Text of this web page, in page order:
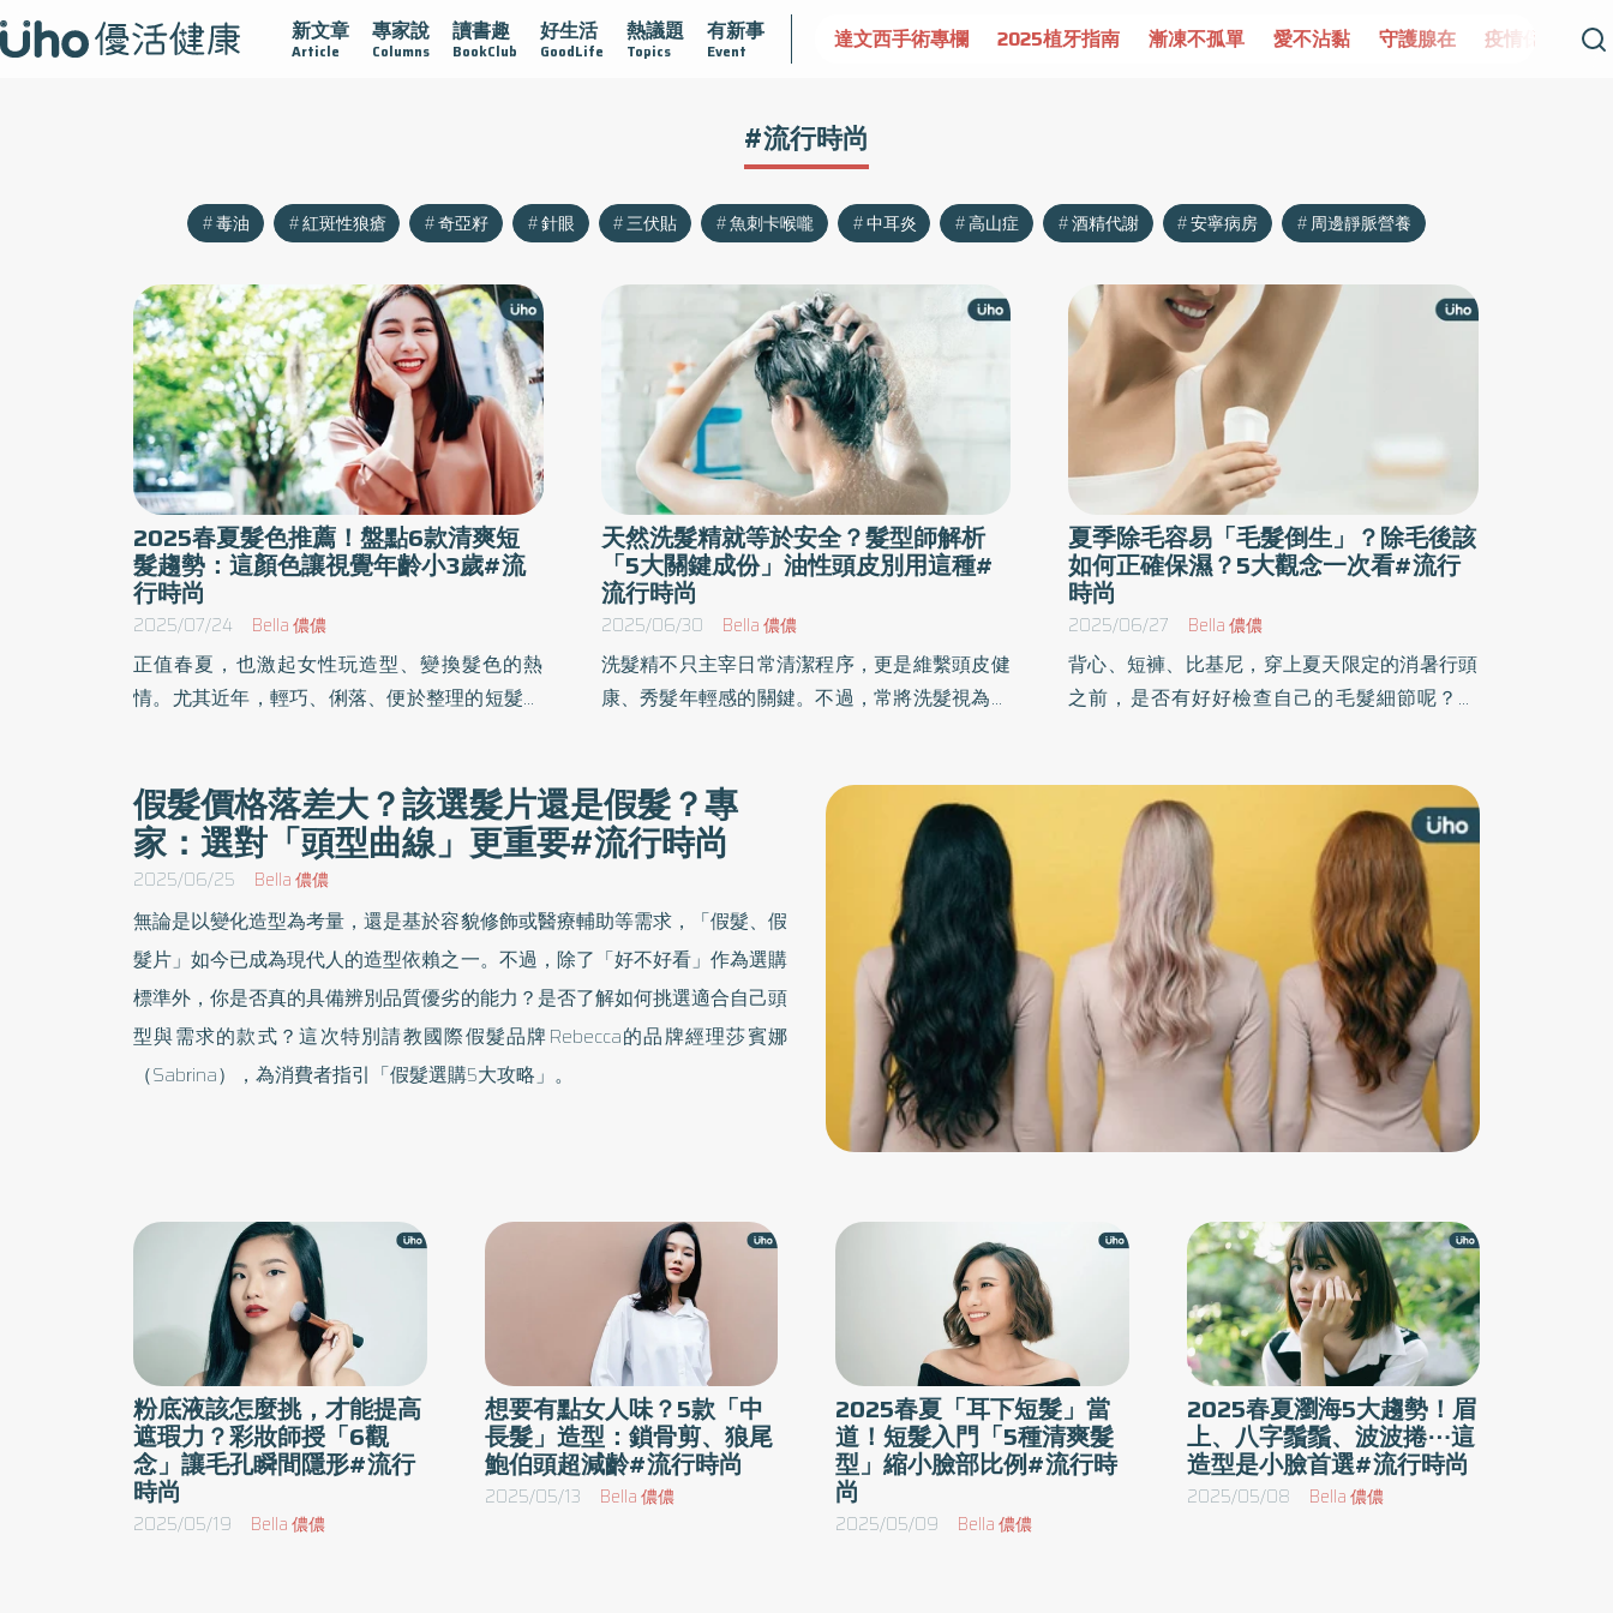
新文章
Article
專家說
Columns
讀書趣
BookClub
好生活
GoodLife
熱議題
Topics
有新事
Event
疫情保衛戰 再生醫學 愛的未來視 認識攝護腺肥大 守護骨骼健康 達文西手術專欄 2025植牙指南 漸凍不孤單 愛不沾黏 守護腺在 疫情保衛戰 再生醫學 愛的
#流行時尚
毒油 紅斑性狼瘡 奇亞籽 針眼 三伏貼 魚刺卡喉嚨 中耳炎 高山症 酒精代謝 安寧病房 周邊靜脈營養
2025春夏髮色推薦！盤點6款清爽短
髮趨勢：這顏色讓視覺年齡小3歲#流
行時尚
2025/07/24 Bella 儂儂
正值春夏，也激起女性玩造型、變換髮色的熱
情。尤其近年，輕巧、俐落、便於整理的短髮造
或日系短髮注入新氣象，《優活健康網》特選此
篇，今年春夏不妨從以下6種清爽短髮搭配新髮
色嘗試起。
天然洗髮精就等於安全？髮型師解析
「5大關鍵成份」油性頭皮別用這種#
流行時尚
2025/06/30 Bella 儂儂
洗髮精不只主宰日常清潔程序，更是維繫頭皮健
康、秀髮年輕感的關鍵。不過，常將洗髮視為例
質，洗髮精的成分篩選又有什麼守則？甚至市面
上標榜安全、天然的品項眾多，消費者又該如何
明智地辨別真偽？
夏季除毛容易「毛髮倒生」？除毛後該
如何正確保濕？5大觀念一次看#流行
時尚
2025/06/27 Bella 儂儂
背心、短褲、比基尼，穿上夏天限定的消暑行頭
之前，是否有好好檢查自己的毛髮細節呢？腋
「除毛功夫」可不能怠慢。你是否也曾面臨除毛
不當後衍生而來的毛囊炎、毛髮倒生困擾？亦或
者除毛後膚觸變得粗糙又敏感？私密處保健專家
解答5大除毛正確觀念。
假髮價格落差大？該選髮片還是假髮？專
家：選對「頭型曲線」更重要#流行時尚
2025/06/25 Bella 儂儂
無論是以變化造型為考量，還是基於容貌修飾或醫療輔助等需求，「假髮、假
髮片」如今已成為現代人的造型依賴之一。不過，除了「好不好看」作為選購
標準外，你是否真的具備辨別品質優劣的能力？是否了解如何挑選適合自己頭
型與需求的款式？這次特別請教國際假髮品牌Rebecca的品牌經理莎賓娜
（Sabrina），為消費者指引「假髮選購5大攻略」。
粉底液該怎麼挑，才能提高
遮瑕力？彩妝師授「6觀
念」讓毛孔瞬間隱形#流行
時尚
2025/05/19 Bella 儂儂
想要有點女人味？5款「中
長髮」造型：鎖骨剪、狼尾
鮑伯頭超減齡#流行時尚
2025/05/13 Bella 儂儂
2025春夏「耳下短髮」當
道！短髮入門「5種清爽髮
型」縮小臉部比例#流行時
尚
2025/05/09 Bella 儂儂
2025春夏瀏海5大趨勢！眉
上、八字鬚鬚、波波捲⋯這
造型是小臉首選#流行時尚
2025/05/08 Bella 儂儂